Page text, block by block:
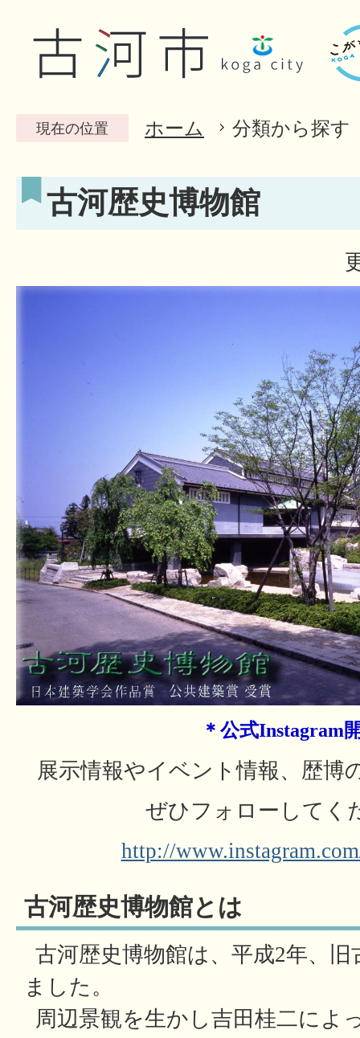
現在の位置 ホーム 分類から探す
古河歴史博物館
＊公式Instagram
展示情報やイベント情報、歴博
ぜひフォローしてく
http://
古河歴史博物館とは
古河歴史博物館は、平成2年、
ました。
周辺景観を生かし吉田桂二によ